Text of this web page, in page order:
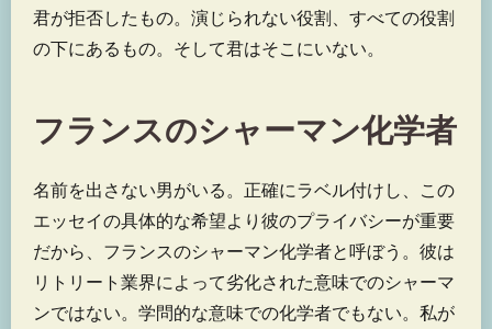
君が拒否したもの。演じられない役割、すべての役割
の下にあるもの。そして君はそこにいない。
フランスのシャーマン化学者
名前を出さない男がいる。正確にラベル付けし、この
エッセイの具体的な希望より彼のプライバシーが重要
だから、フランスのシャーマン化学者と呼ぼう。彼は
リトリート業界によって劣化された意味でのシャーマ
ンではない。学問的な意味での化学者でもない。私が